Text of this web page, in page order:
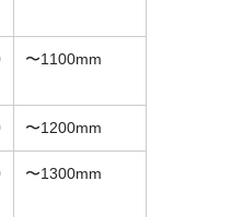
〜1100mm
〜1200mm
〜1300mm